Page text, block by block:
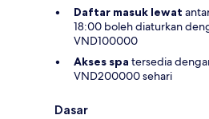
Daftar masuk lewat
18:00 boleh diaturkan
VND100000
Akses spa tersedia
VND200000 sehari
Dasar